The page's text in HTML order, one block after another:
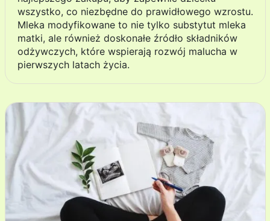
wszystko, co niezbędne do prawidłowego wzrostu.
Mleka modyfikowane to nie tylko substytut mleka
matki, ale również doskonałe źródło składników
odżywczych, które wspierają rozwój malucha w
pierwszych latach życia.